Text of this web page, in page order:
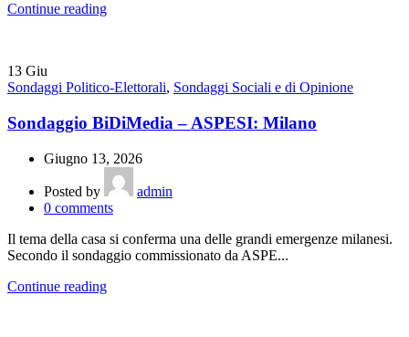
Continue reading
13 Giu
Sondaggi Politico-Elettorali, Sondaggi Sociali e di Opinione
Sondaggio BiDiMedia – ASPESI: Milano
Giugno 13, 2026
Posted by
admin
0 comments
Il tema della casa si conferma una delle grandi emergenze milanesi.
Secondo il sondaggio commissionato da ASPE...
Continue reading